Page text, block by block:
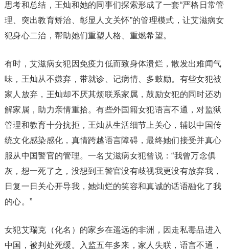
思考和总结，王灿和她的同事们探索形成了一套“严格日常管
理、突出教育矫治、彰显人文关怀”的管理模式，让艾滋病女
犯身心二治，帮助她们重塑人格、重燃希望。
有时，艾滋病女犯因免疫力低而致身体溃烂，散发出难闻气
味，王灿从不嫌弃，带就诊、记病情、多鼓励。有些女犯被
家人放弃，王灿却不厌其烦联系家属，鼓励女犯的同时还劝
解家属，助力亲情重拾。有些外国籍女犯语言不通，对监狱
管理和教育十分抗拒，王灿从生活细节上关心，辅以中国传
统文化感染感化，真情跨越语言障碍，最终她们接受并真心
服从中国警官的管理。一名艾滋病女犯曾说：“我曾万念俱
灰，想一死了之，没想到王警官没有歧视我更没有放弃我，
日复一日关心开导我，她灿烂的笑容和真诚的话语融化了我
的心。”
女犯艾瑞克（化名）的家乡在遥远的非洲，因走私毒品进入
中国，被判处死缓。入监五年多来，家人失联，语言不通，